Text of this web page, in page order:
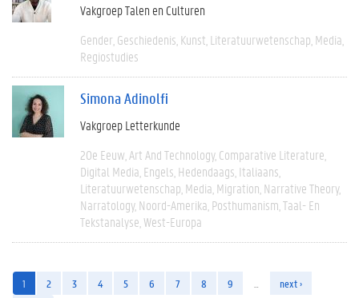
Vakgroep Talen en Culturen
Gender Geschiedenis Kunst Literatuurwetenschap Media
Regiostudies
Simona Adinolfi
Vakgroep Letterkunde
20e Eeuw Art And Technology Comparative Literature
Digital Media Engels Hedendaags Italiaans
Literatuurwetenschap Media Migration Narrative Theory
Narratology Noord-Amerika Posthumanism Taal- En
Tekstanalyse West-Europa
1 2 3 4 5 6 7 8 9
next ›